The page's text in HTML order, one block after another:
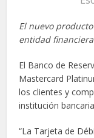
El nuevo
entidad
El Banco de
Mastercard
los clientes y
institución
“La Tarjeta de